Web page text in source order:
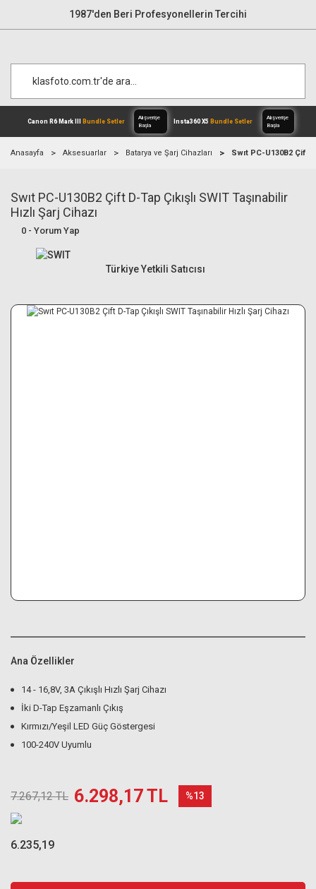
1987'den Beri Profesyonellerin Tercihi
Canon R6 Mark IIIBundle Setler
Alışverişe
Anasayfa Aksesuarlar Batarya ve Şarj Cihazları Swıt PC-U130B2 Çift
Swıt PC-U130B2 Çift D-Tap Çıkışlı SWIT Taşınabilir
Hızlı Şarj Cihazı
0 - Yorum Yap
Türkiye Yetkili Satıcısı
Ana Özellikler
14 - 16,8V, 3A Çıkışlı Hızlı Şarj Cihazı
İki D-Tap Eşzamanlı Çıkış
Kırmızı/Yeşil LED Güç Göstergesi
100-240V Uyumlu
7.267,12 TL 6.298,17 TL %13
6.235,19